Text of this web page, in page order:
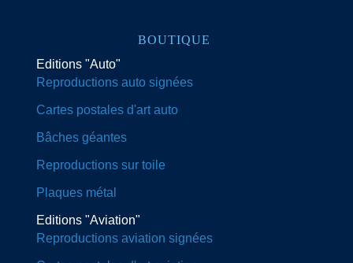
BOUTIQUE
Editions "Auto"
Reproductions auto signées
Cartes postales d'art auto
Bâches géantes
Reproductions sur toile
Plaques métal
Editions "Aviation"
Reproductions aviation signées